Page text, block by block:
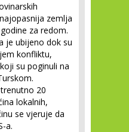
zemlja
za redom.
je ubijeno dok su
konfliktu,
su poginuli na
20
lokalnih,
se vjeruje da
a.